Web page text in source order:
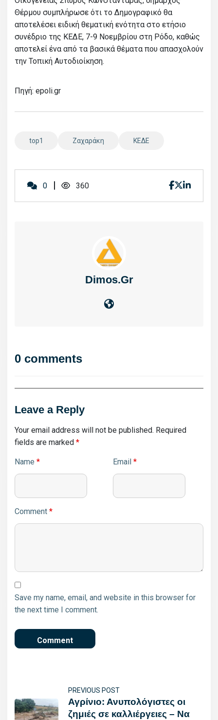
Θέρμου συμπλήρωσε ότι το Δημογραφικό θα
αποτελέσει ειδική θεματική ενότητα στο ετήσιο
συνέδριο της ΚΕΔΕ, 7-9 Νοεμβρίου στη Ρόδο, καθώς
αποτελεί ένα από τα βασικά θέματα που απασχολούν
την Τοπική Αυτοδιοίκηση.
Πηγή: epoli.gr
top1 Ζαχαράκη ΚΕΔΕ
0 360
Dimos.gr
0 comments
Leave a Reply
Your email address will not be published. Required
fields are marked *
Name * Email *
Comment *
Save my name, email, and website in this browser for
the next time I comment.
PREVIOUS POST
Αγρίνιο: Ανυπολόγιστες οι
ζημιές σε καλλιέργειες – Να